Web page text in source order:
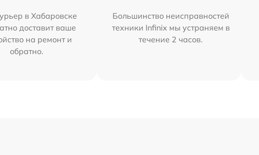
в Хабаровске
доставит ваше
на ремонт и
обратно.
Большинство неисправностей
техники Infinix мы устраняем в
течение 2 часов.